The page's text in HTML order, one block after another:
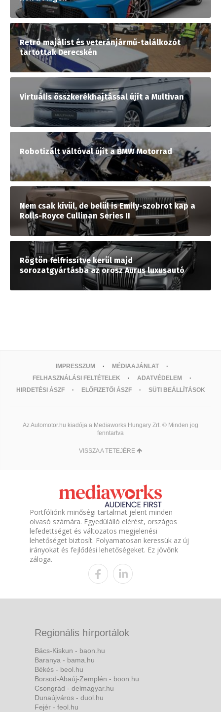
Retró majálist és veteránjármű-találkozót
tartottak Derecskén
Virtuális összkerékhajtással újít a Multivan
Robotizált váltóval újít a BMW Motorrad
Nem csak kívül, de belül is Emily-szobrot kap a
Rolls-Royce Cullinan Series II
Rögtön felfrissítve kerül majd
sorozatgyártásba az orosz Aurus luxusautó
IMPRESSZUM
MÉDIAAJÁNLAT
FELHASZNÁLÁSI FELTÉTELEK
ADATVÉDELEM
HIRDETÉSI ÁSZF
ELŐFIZETŐI ÁSZF SÜTI BEÁLLÍTÁSOK
Az Automotor.hu kiadója a Mediaworks Hungary Zrt. © Minden jog
fenntartva
VISSZA A TETEJÉRE
Portfóliónk minőségi tartalmat jelent minden
olvasó számára. Egyedülálló elérést, országos
lefedettséget és változatos megjelenési
lehetőséget biztosít. Folyamatosan keressük az új
irányokat és fejlődési lehetőségeket. Ez jövőnk
záloga.
Regionális hírportálok
Bács-Kiskun - baon.hu
Baranya - bama.hu
Békés - beol.hu
Borsod-Abaúj-Zemplén - boon.hu
Csongrád - delmagyar.hu
Dunaújváros - duol.hu
Fejér - feol.hu